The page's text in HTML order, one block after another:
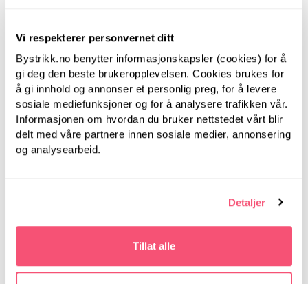
Vi respekterer personvernet ditt
Bystrikk.no benytter informasjonskapsler (cookies) for å
gi deg den beste brukeropplevelsen. Cookies brukes for
å gi innhold og annonser et personlig preg, for å levere
sosiale mediefunksjoner og for å analysere trafikken vår.
Informasjonen om hvordan du bruker nettstedet vårt blir
delt med våre partnere innen sosiale medier, annonsering
og analysearbeid.
Detaljer
Tillat alle
LanternMoon
Lantern Moon, 80 cm,
4.50 mm -
Rundpinner i tre
LanternMoon
Lantern Moon, 80 cm,
5.00 mm -
Rundpinner i tre